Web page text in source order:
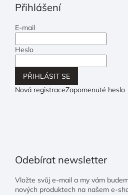
Přihlášení
E-mail
Heslo
PŘIHLÁSIT SE
Nová registraceZapomenuté heslo
Odebírat newsletter
Vložte svůj e-mail a my vám
nových produktech na našem e-